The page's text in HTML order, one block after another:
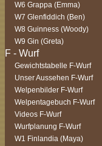
W6 Grappa (Emma)
W7 Glenfiddich (Ben)
W8 Guinness (Woody)
W9 Gin (Greta)
Gewichtstabelle F-Wurf
Unser Aussehen F-Wurf
Welpenbilder F-Wurf
Welpentagebuch F-Wurf
Videos F-Wurf
Wurfplanung F-Wurf
W1 Finlandia (Maya)